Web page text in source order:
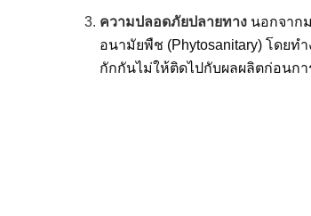
ความปลอดภัยปลายทาง นอกจาก
อนามัยพืช (Phytosanitary) โดย
กักกันไม่ให้ติดไปกับผลผลิตก่อนกา